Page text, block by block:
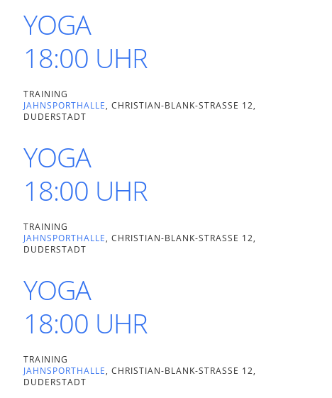
YOGA
18:00 UHR
TRAINING
JAHNSPORTHALLE, CHRISTIAN-BLANK-STRASSE 12, D
UDERSTADT
YOGA
18:00 UHR
TRAINING
JAHNSPORTHALLE, CHRISTIAN-BLANK-STRASSE 12, D
UDERSTADT
YOGA
18:00 UHR
TRAINING
JAHNSPORTHALLE, CHRISTIAN-BLANK-STRASSE 12, D
UDERSTADT